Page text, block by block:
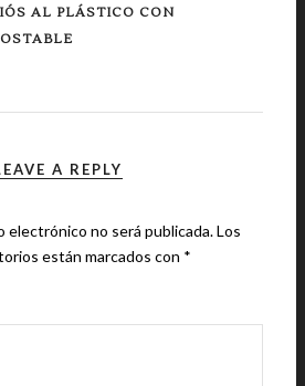
AL PLÁSTICO CON
A REPLY
electrónico no será publicada.Los
están marcados con *